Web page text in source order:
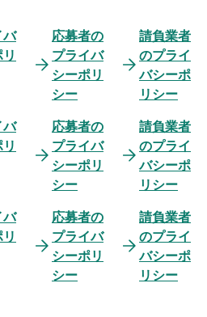
バ
応募者の
プライバ
シーポリ
シー
請負業者
のプライ
バシーポ
リシー
バ
応募者の
プライバ
シーポリ
シー
請負業者
のプライ
バシーポ
リシー
バ
応募者の
プライバ
シーポリ
シー
請負業者
のプライ
バシーポ
リシー